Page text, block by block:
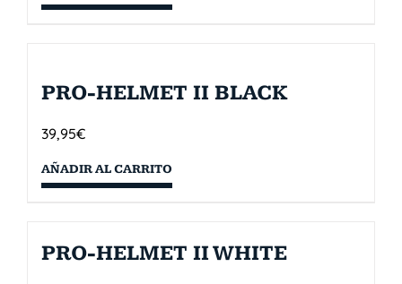
PRO-HELMET II BLACK
39,95€
AÑADIR AL CARRITO
PRO-HELMET II WHITE